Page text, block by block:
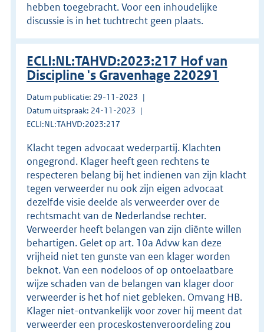
hebben toegebracht. Voor een inhoudelijke
discussie is in het tuchtrecht geen plaats.
ECLI:NL:TAHVD:2023:217 Hof van
Discipline 's Gravenhage 220291
Datum publicatie: 29-11-2023
Datum uitspraak: 24-11-2023
ECLI:NL:TAHVD:2023:217
Klacht tegen advocaat wederpartij. Klachten
ongegrond. Klager heeft geen rechtens te
respecteren belang bij het indienen van zijn klacht
tegen verweerder nu ook zijn eigen advocaat
dezelfde visie deelde als verweerder over de
rechtsmacht van de Nederlandse rechter.
Verweerder heeft belangen van zijn cliënte willen
behartigen. Gelet op art. 10a Advw kan deze
vrijheid niet ten gunste van een klager worden
beknot. Van een nodeloos of op ontoelaatbare
wijze schaden van de belangen van klager door
verweerder is het hof niet gebleken. Omvang HB.
Klager niet-ontvankelijk voor zover hij meent dat
verweerder een proceskostenveroordeling zou